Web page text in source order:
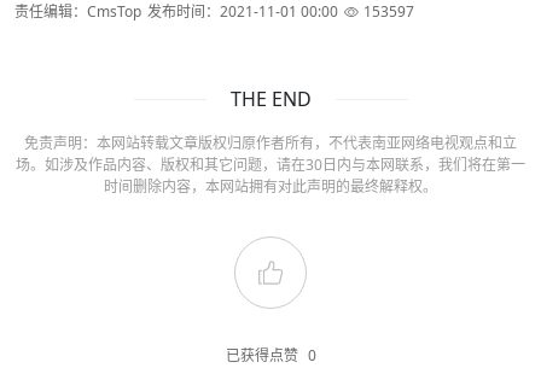
责任编辑：CmsTop 发布时间：2021-11-01 00:00 153597
THE END
免责声明：本网站转载文章版权归原作者所有，不代表南亚网络电视观点和立
场。如涉及作品内容、版权和其它问题，请在30日内与本网联系，我们将在第一
时间删除内容，本网站拥有对此声明的最终解释权。
已获得点赞 0